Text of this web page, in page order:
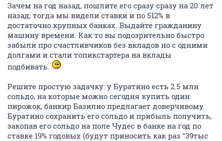
Зачем на год назад, пошлите его сразу сразу на 20 лет
назад, тогда мы видели ставки и по 512% в
достаточно крупных банках. Выдайте гражданину
машину времени. Как то вы подозрительно быстро
забыли про счастливчиков без вкладов но с одними
долгами и стали топикстартера на вклады
подбивать.
Решите простую задачку: у Буратино есть 2.5 млн
сольдо, на которые можно сегодня купить один
пирожок, банкир Базилио предлагает доверчивому
Буратино сохранить его сольдо и прибыль получить,
закопав его сольдо на поле Чудес в банке на год по
ставке 19% годовых (будут приносить как раз "39тыс